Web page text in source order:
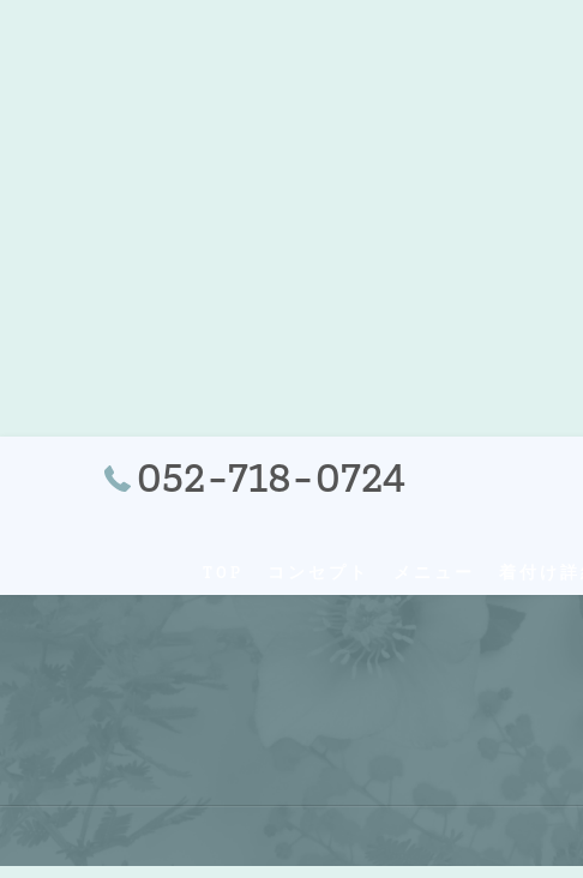
052-718-0724